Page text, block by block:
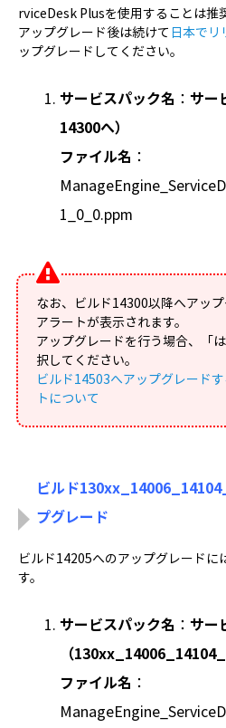
rviceDesk Plusを使用することは推
アップグレード後は続けて 日本でリ
ップグレードしてください。
サービスパック名 ： サー
14300へ）
ファイル名 ：
1_0_0.ppm
なお、ビルド14300以降へアッ
アラートが表示されます。
アップグレードを行う場合、「
択してください。
ビルド14503へアップグレード
トについて
ビルド
プグレード
ビルド14205へのアップグレードに
す。
サービスパック名 ： サー
（
ファイル名 ：